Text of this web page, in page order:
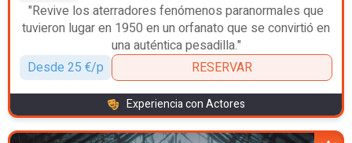
"Revive los aterradores fenómenos paranormales que
tuvieron lugar en 1950 en un orfanato que se convirtió en
una auténtica pesadilla."
Desde 25 €/p
RESERVAR
Experiencia con Actores